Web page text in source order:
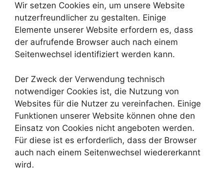
Wir setzen Cookies ein, um unsere Website
nutzerfreundlicher zu gestalten. Einige
Elemente unserer Website erfordern es, dass
der aufrufende Browser auch nach einem
Seitenwechsel identifiziert werden kann.
Der Zweck der Verwendung technisch
notwendiger Cookies ist, die Nutzung von
Websites für die Nutzer zu vereinfachen. Einige
Funktionen unserer Website können ohne den
Einsatz von Cookies nicht angeboten werden.
Für diese ist es erforderlich, dass der Browser
auch nach einem Seitenwechsel wiedererkannt
wird.